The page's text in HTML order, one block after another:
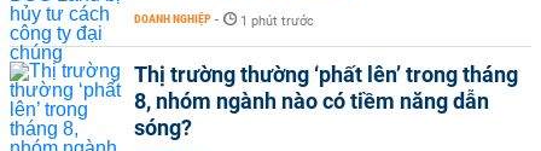
DOANH NGHIỆP - 1 phút trước
Thị trường thường ‘phất lên’ trong tháng
8, nhóm ngành nào có tiềm năng dẫn
sóng?